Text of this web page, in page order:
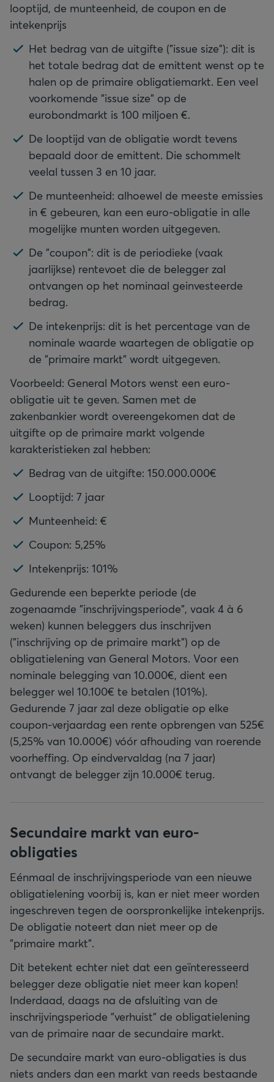
looptijd, de munteenheid, de coupon en de
intekenprijs
Het bedrag van de uitgifte ("issue size"): dit is
het totale bedrag dat de emittent wenst op te
halen op de primaire obligatiemarkt. Een veel
voorkomende "issue size" op de
eurobondmarkt is 100 miljoen €.
De looptijd van de obligatie wordt tevens
bepaald door de emittent. Die schommelt
veelal tussen 3 en 10 jaar.
De munteenheid: alhoewel de meeste emissies
in € gebeuren, kan een euro-obligatie in alle
mogelijke munten worden uitgegeven.
De "coupon": dit is de periodieke (vaak
jaarlijkse) rentevoet die de belegger zal
ontvangen op het nominaal geinvesteerde
bedrag.
De intekenprijs: dit is het percentage van de
nominale waarde waartegen de obligatie op
de "primaire markt" wordt uitgegeven.
Voorbeeld: General Motors wenst een euro-
obligatie uit te geven. Samen met de
zakenbankier wordt overeengekomen dat de
uitgifte op de primaire markt volgende
karakteristieken zal hebben:
Bedrag van de uitgifte: 150.000.000€
Looptijd: 7 jaar
Munteenheid: €
Coupon: 5,25%
Intekenprijs: 101%
Gedurende een beperkte periode (de
zogenaamde "inschrijvingsperiode", vaak 4 à 6
weken) kunnen beleggers dus inschrijven
("inschrijving op de primaire markt") op de
obligatielening van General Motors. Voor een
nominale belegging van 10.000€, dient een
belegger wel 10.100€ te betalen (101%).
Gedurende 7 jaar zal deze obligatie op elke
coupon-verjaardag een rente opbrengen van 525€
(5,25% van 10.000€) vóór afhouding van roerende
voorheffing. Op eindvervaldag (na 7 jaar)
ontvangt de belegger zijn 10.000€ terug.
Secundaire markt van euro-
obligaties
Eénmaal de inschrijvingsperiode van een nieuwe
obligatielening voorbij is, kan er niet meer worden
ingeschreven tegen de oorspronkelijke intekenprijs.
De obligatie noteert dan niet meer op de
"primaire markt".
Dit betekent echter niet dat een geïnteresseerd
belegger deze obligatie niet meer kan kopen!
Inderdaad, daags na de afsluiting van de
inschrijvingsperiode "verhuist" de obligatielening
van de primaire naar de secundaire markt.
De secundaire markt van euro-obligaties is dus
niets anders dan een markt van reeds bestaande